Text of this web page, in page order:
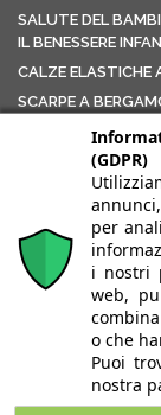
SALUTE DEL
IL BENESSERE
CALZE ELASTICHE
SCARPE A
AUSILI
ORTOPEDICO PUÒ
CONDIVIDI
(GDPR)
per
i nostri
web,
o che
Puoi
nostra